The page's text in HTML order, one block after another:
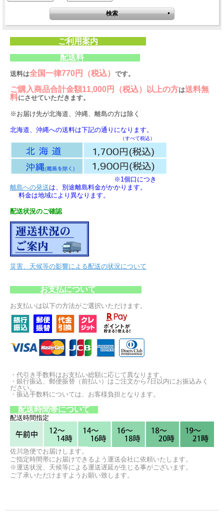
ご利用案内
配送料
送料は全国一律770円（税込） です。
ご購入商品合計金額11,000円（税込）以上の方は送料無
料にさせていただきます。
※お届け先が北海道、沖縄、離島の方は除く
北海道、沖縄への送料は下記の通りになります。
（すべて税込）
※1個口につき
離島への発送は、別途離島料金がかかります。
料金は地域により異なります。
配送状況のご確認
災害、天候等の影響による配送の状況について
お支払について
お支払いは以下の方法がご選択いただけます。
・代引き手数料はお支払い総額に応じて異なります。
・銀行振込、郵便振替（前払い）はご注文から7日以内にお振込みく
ださい。
・振込手数料については、お客様負担となります。
配送時間帯について
配送時間指定
佐川急便でお届けします。
ご指定時間帯にお届けできるよう運送会社に依頼いたします。
※運送状況、天候等による運送遅延が生じる事がございます。
ご了承いただけますようお願い致します。